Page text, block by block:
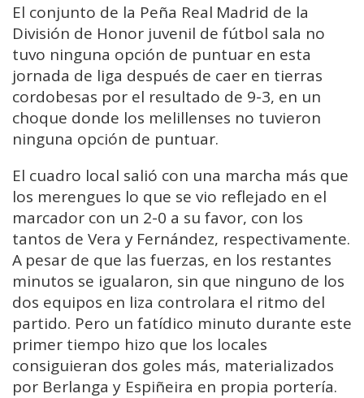
El conjunto de la Peña Real Madrid de la
División de Honor juvenil de fútbol sala no
tuvo ninguna opción de puntuar en esta
jornada de liga después de caer en tierras
cordobesas por el resultado de 9-3, en un
choque donde los melillenses no tuvieron
ninguna opción de puntuar.
El cuadro local salió con una marcha más que
los merengues lo que se vio reflejado en el
marcador con un 2-0 a su favor, con los
tantos de Vera y Fernández, respectivamente.
A pesar de que las fuerzas, en los restantes
minutos se igualaron, sin que ninguno de los
dos equipos en liza controlara el ritmo del
partido. Pero un fatídico minuto durante este
primer tiempo hizo que los locales
consiguieran dos goles más, materializados
por Berlanga y Espiñeira en propia portería.